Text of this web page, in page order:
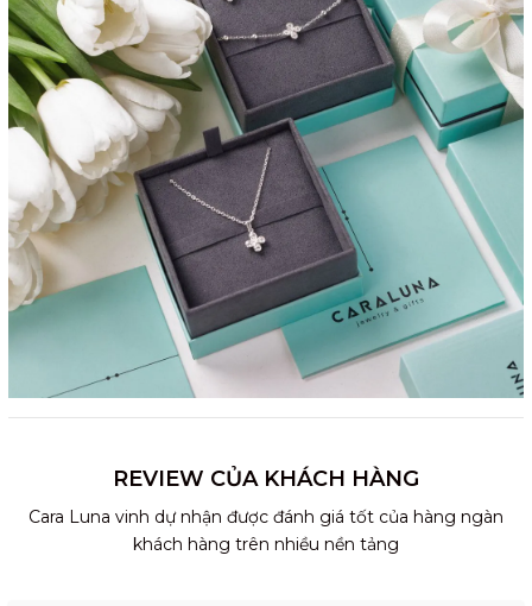
REVIEW CỦA KHÁCH HÀNG
Cara Luna vinh dự nhận được đánh giá tốt của hàng ngàn
khách hàng trên nhiều nền tảng